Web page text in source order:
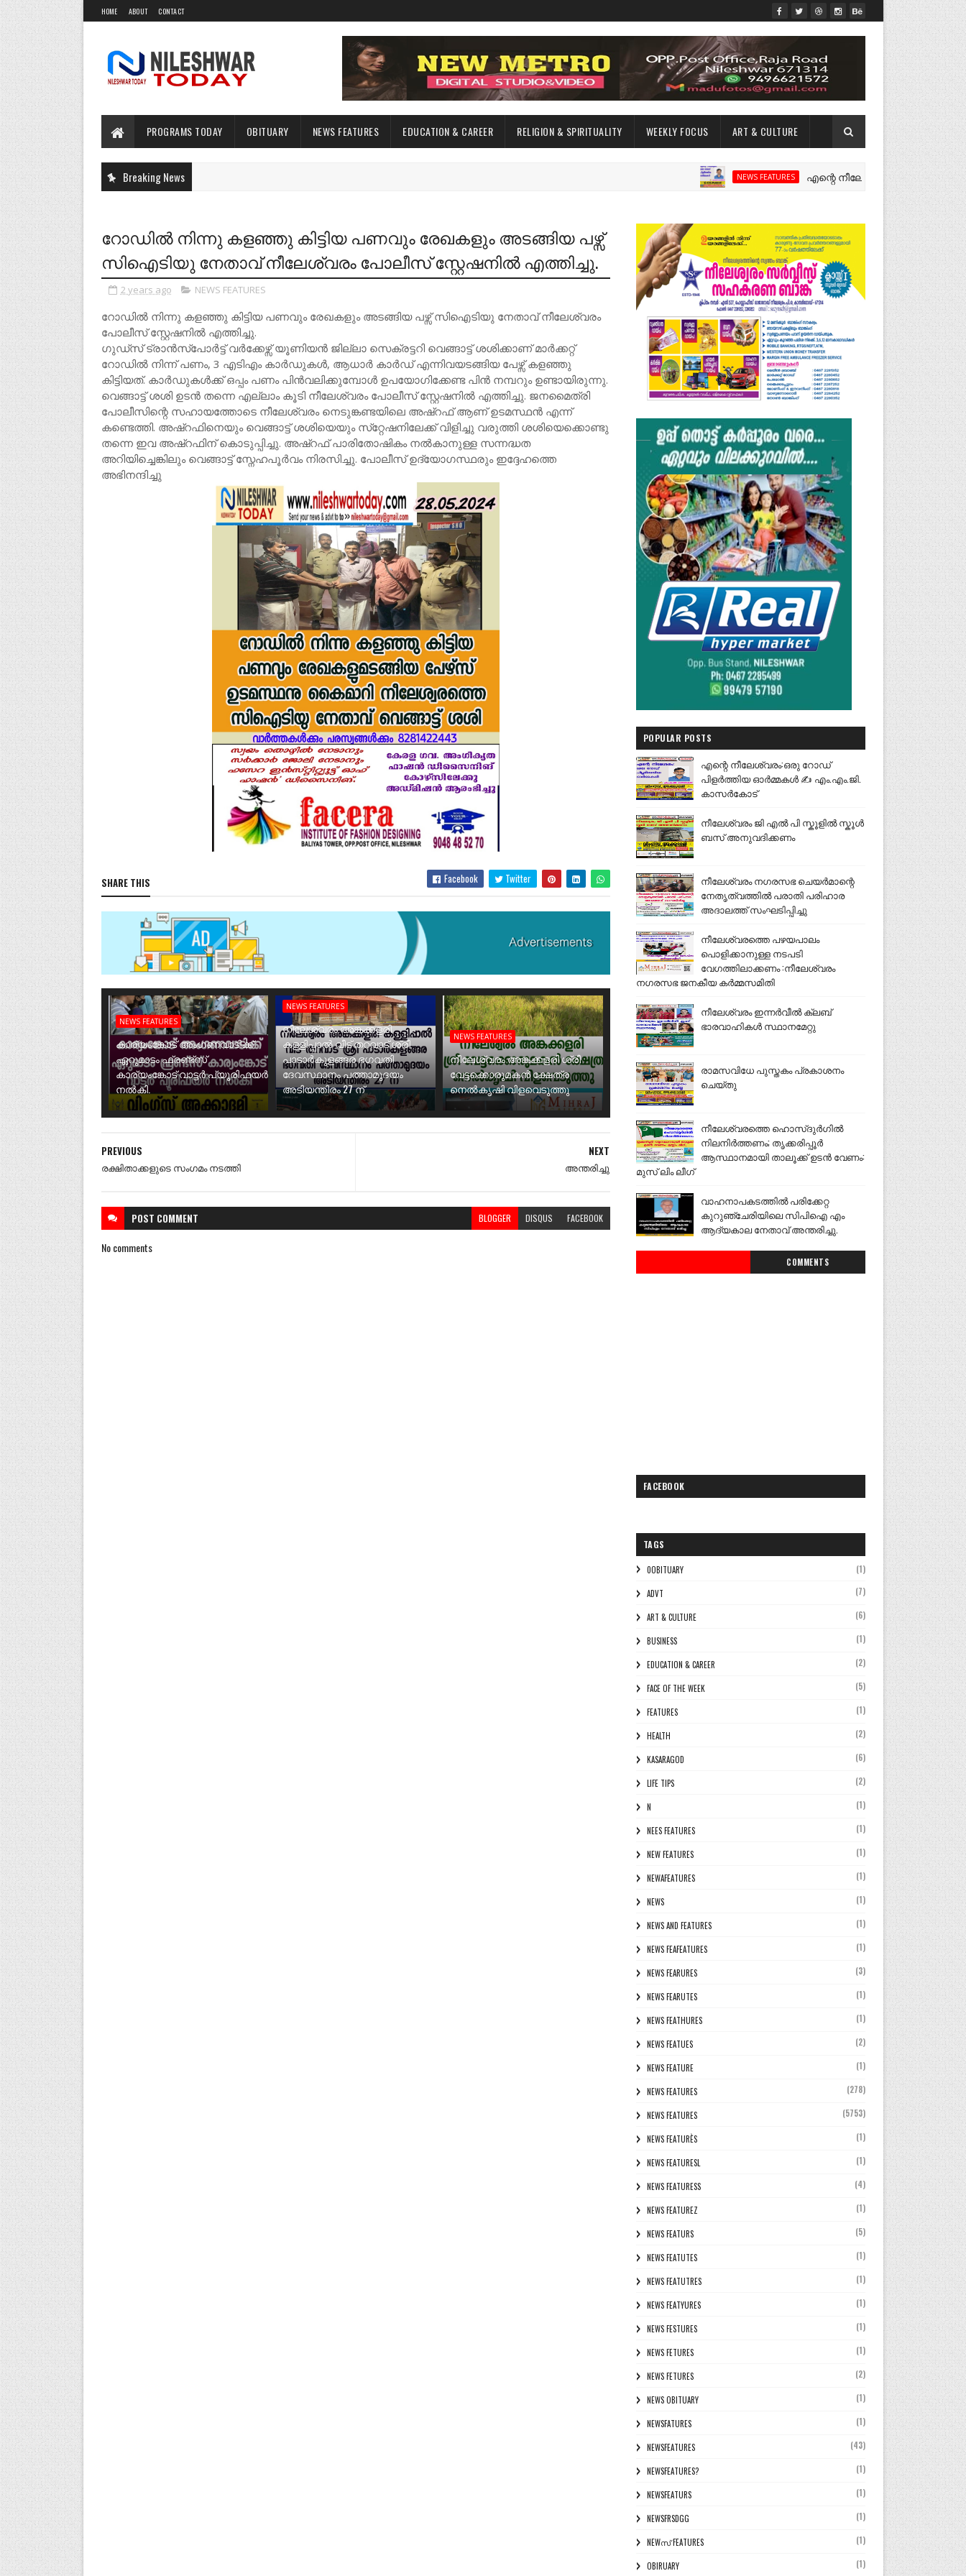
HOME ABOUT CONTACT
PROGRAMS TODAY OBITUARY NEWS FEATURES EDUCATION & CAREER RELIGION & SPIRITUALITY WEEKLY FOCUS ART & CULTURE
Breaking News NEWS FEATURES എന്റെ നീലേശ്വരം:ഒരു റോഡ്
റോഡിൽ നിന്നു കളഞ്ഞു കിട്ടിയ പണവും രേഖകളും അടങ്ങിയ പഴ്സ്
സിഐടിയു നേതാവ് നീലേശ്വരം പോലീസ് സ്റ്റേഷനിൽ എത്തിച്ചു.
2 years ago NEWS FEATURES
റോഡിൽ നിന്നു കളഞ്ഞു കിട്ടിയ പണവും രേഖകളും അടങ്ങിയ പഴ്സ് സിഐടിയു നേതാവ് നീലേശ്വരം
പോലീസ് സ്റ്റേഷനിൽ എത്തിച്ചു.
ഗുഡ്സ് ട്രാൻസ്പോർട്ട് വർക്കേഴ്സ് യൂണിയൻ ജില്ലാ സെക്രട്ടറി വെങ്ങാട്ട് ശശിക്കാണ് മാർക്കറ്റ്
റോഡിൽ നിന്ന് പണം, 3 എടിഎം കാർഡുകൾ, ആധാർ കാർഡ് എന്നിവയടങ്ങിയ പേഴ്സ് കളഞ്ഞു
കിട്ടിയത്. കാർഡുകൾക്ക് ഒപ്പം പണം പിൻവലിക്കുമ്പോൾ ഉപയോഗിക്കേണ്ട പിൻ നമ്പറും ഉണ്ടായിരുന്നു.
വെങ്ങാട്ട് ശശി ഉടൻ തന്നെ എല്ലാം കൂടി നീലേശ്വരം പോലീസ് സ്റ്റേഷനിൽ എത്തിച്ചു. ജനമൈത്രി
പോലീസിന്റെ സഹായത്തോടെ നീലേശ്വരം നെടുങ്കണ്ടയിലെ അഷ്റഫ് ആണ് ഉടമസ്ഥൻ എന്ന്
കണ്ടെത്തി. അഷ്റഫിനെയും വെങ്ങാട്ട് ശശിയെയും സ്‌റ്റേഷനിലേക്ക് വിളിച്ചു വരുത്തി ശശിയെക്കൊണ്ടു
തന്നെ ഇവ അഷ്റഫിന് കൊടുപ്പിച്ചു. അഷ്റഫ് പാരിതോഷികം നൽകാനുള്ള സന്നദ്ധത
അറിയിച്ചെങ്കിലും വെങ്ങാട്ട് സ്നേഹപൂർവം നിരസിച്ചു. പോലീസ് ഉദ്യോഗസ്ഥരും ഇദ്ദേഹത്തെ
അഭിനന്ദിച്ചു
SHARE THIS Facebook Twitter
NEWS FEATURES
കാര്യംങ്കോട് അംഗണവാടിക്ക്
ഏറുമാടം ഫ്രണ്ട്സ്
കാര്യംങ്കോട് വാട്ടർ പ്യൂരിഫയർ
നൽകി.
NEWS FEATURES
നീലേശ്വരം അങ്കക്കളരി
കള്ളിപ്പാൽ വീട് തറവാട് ശ്രീ
പാടാർകുളങ്ങര ഭഗവതി
ദേവസ്ഥാനം പത്താമുദയം
അടിയന്തിരം 27 ന്
NEWS FEATURES
നീലേശ്വരം അങ്കക്കളരി ശ്രീ
വേട്ടക്കൊരുമകൻ ക്ഷേത്ര
നെൽകൃഷി വിളവെടുത്തു
NEXT
അന്തരിച്ചു
PREVIOUS
രക്ഷിതാക്കളുടെ സംഗമം നടത്തി
POST COMMENT BLOGGER DISQUS FACEBOOK
No comments
POPULAR POSTS
എന്റെ നീലേശ്വരം:ഒരു റോഡ്
പിളർത്തിയ ഓർമ്മകൾ ✍️ എം.എം.ജി.
കാസർകോട്
നീലേശ്വരം ജി എൽ പി സ്കൂളിൽ സ്കൂൾ
ബസ് അനുവദിക്കണം
നീലേശ്വരം നഗരസഭ ചെയർമാന്റെ
നേതൃത്വത്തിൽ പരാതി പരിഹാര
അദാലത്ത് സംഘടിപ്പിച്ചു
നീലേശ്വരത്തെ പഴയപാലം
പൊളിക്കാനുള്ള നടപടി
വേഗത്തിലാക്കണം :നീലേശ്വരം
നഗരസഭ ജനകീയ കർമ്മസമിതി
നീലേശ്വരം ഇന്നർവീൽ ക്ലബ്
ഭാരവാഹികൾ സ്ഥാനമേറ്റു
രാമസവിധേ പുസ്തകം പ്രകാശനം
ചെയ്തു
നീലേശ്വരത്തെ ഹൊസ്ദുർഗിൽ
നിലനിർത്തണം; തൃക്കരിപ്പൂർ
ആസ്ഥാനമായി താലൂക്ക് ഉടൻ വേണം:
മുസ് ലിം ലീഗ്
വാഹനാപകടത്തിൽ പരിക്കേറ്റ
കുറുഞ്ചേരിയിലെ സിപിഐ എം
ആദ്യകാല നേതാവ് അന്തരിച്ചു.
COMMENTS
FACEBOOK
TAGS
0OBITUARY (1)
ADVT (7)
ART & CULTURE (6)
BUSINESS (1)
EDUCATION & CAREER (2)
FACE OF THE WEEK (5)
FEATURES (1)
HEALTH (2)
KASARAGOD (6)
LIFE TIPS (2)
N (1)
NEES FEATURES (1)
NEW FEATURES (1)
NEWAFEATURES (1)
NEWS (1)
NEWS AND FEATURES (1)
NEWS FEAFEATURES (1)
NEWS FEARURES (3)
NEWS FEARUTES (1)
NEWS FEATHURES (1)
NEWS FEATUES (2)
NEWS FEATURE (1)
NEWS FEATURES (278)
NEWS FEATURES (5753)
NEWS FEATURÈS (1)
NEWS FEATURESL (1)
NEWS FEATURESS (4)
NEWS FEATUREZ (1)
NEWS FEATURS (5)
NEWS FEATUTES (1)
NEWS FEATUTRES (1)
NEWS FEATYURES (1)
NEWS FESTURES (1)
NEWS FETURES (1)
NEWS FETURES (2)
NEWS OBITUARY (1)
NEWSFATURES (1)
NEWSFEATURES (43)
NEWSFEATURES? (1)
NEWSFEATURS (1)
NEWSFRSDGG (1)
NEWസ് FEATURES (1)
OBIRUARY (1)